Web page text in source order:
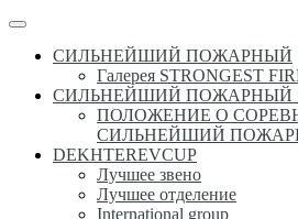
Перейти
содержимому
Меню
СИЛЬНЕЙШИЙ ПОЖАРНЫЙ
Галерея STRONGEST
СИЛЬНЕЙШИЙ ПОЖАРНЫЙ
ПОЛОЖЕНИЕ О
СИЛЬНЕЙШИЙ
DEKHTEREVCUP
Лучшее звено
Лучшее отделение
International group